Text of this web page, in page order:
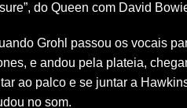
do Queen com David
Grohl passou os vocais
e andou pela plateia,
ao palco e se juntar a
no som.